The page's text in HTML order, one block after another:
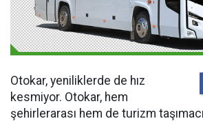
Otokar, yeniliklerde de hız
kesmiyor. Otokar, hem
şehirlerarası hem de turizm